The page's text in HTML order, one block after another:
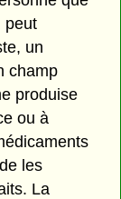
peut
un
champ
produise
ou à
les
La